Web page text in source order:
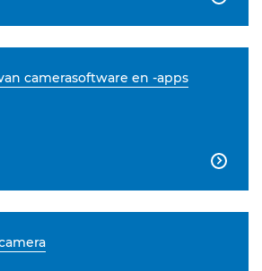
camerasoftware en -apps
